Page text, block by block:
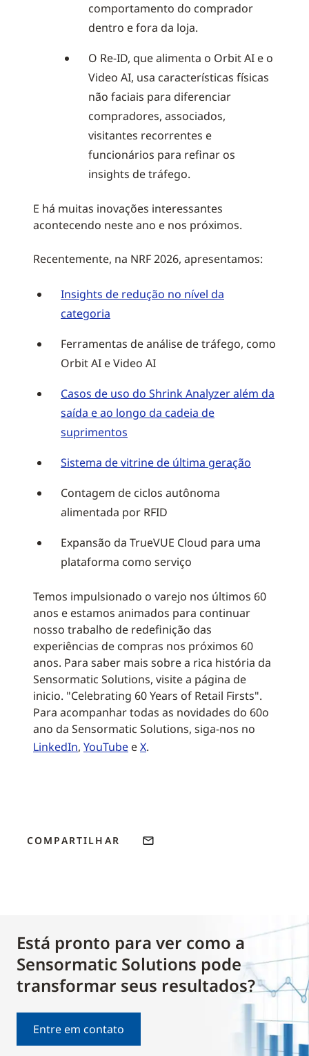
comportamento do comprador
dentro e fora da loja.
O Re-ID, que alimenta o Orbit AI e o
Video AI, usa características físicas
não faciais para diferenciar
compradores, associados,
visitantes recorrentes e
funcionários para refinar os
insights de tráfego.
E há muitas inovações interessantes
acontecendo neste ano e nos próximos.
Recentemente, na NRF 2026, apresentamos:
Insights de redução no nível da
categoria
Ferramentas de análise de tráfego, como
Orbit AI e Video AI
Casos de uso do Shrink Analyzer além da
saída e ao longo da cadeia de
suprimentos
Sistema de vitrine de última geração
Contagem de ciclos autônoma
alimentada por RFID
Expansão da TrueVUE Cloud para uma
plataforma como serviço
Temos impulsionado o varejo nos últimos 60
anos e estamos animados para continuar
nosso trabalho de redefinição das
experiências de compras nos próximos 60
anos. Para saber mais sobre a rica história da
Sensormatic Solutions, visite a página de
inicio. "Celebrating 60 Years of Retail Firsts".
Para acompanhar todas as novidades do 60o
ano da Sensormatic Solutions, siga-nos no
LinkedIn, YouTube eX.
COMPARTILHAR
Está pronto para ver como a
Sensormatic Solutions pode
transformar seus resultados?
Entre em contato